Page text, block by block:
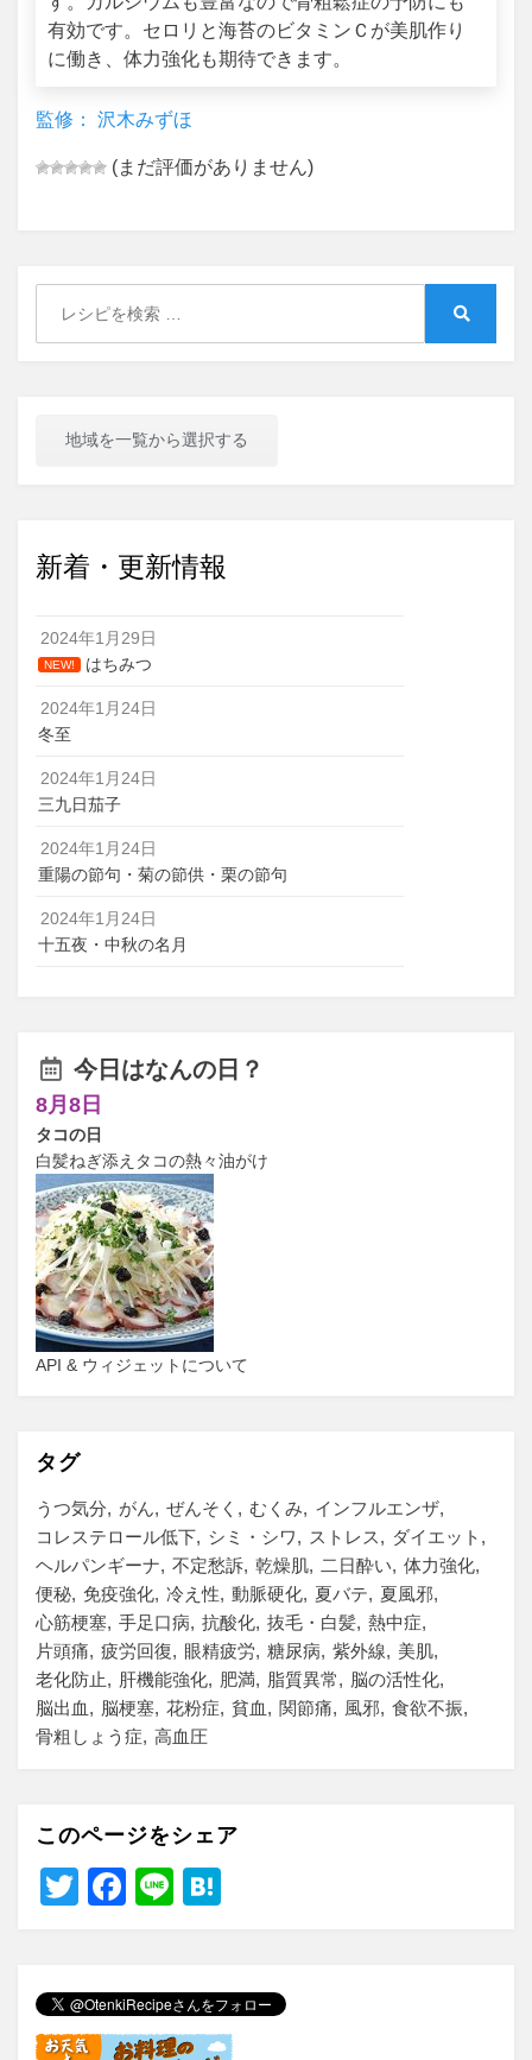
有効です。セロリと海苔のビタミンＣが美肌作り
に働き、体力強化も期待できます。
監修： 沢木みずほ
(まだ評価がありません)
地域を一覧から選択する
新着・更新情報
2024年1月29日
NEW! はちみつ
2024年1月24日
冬至
2024年1月24日
三九日茄子
2024年1月24日
重陽の節句・菊の節供・栗の節句
2024年1月24日
十五夜・中秋の名月
今日はなんの日？
8月8日
タコの日
白髪ねぎ添えタコの熱々油がけ
API & ウィジェットについて
タグ
うつ気分 がん ぜんそく むくみ
インフルエンザ
コレステロール低下
シミ・シワ ストレス
ダイエット
ヘルパンギーナ
不定愁訴 乾燥肌 二日酔い
体力強化
便秘 免疫強化 冷え性 動脈硬化 夏バテ
夏風邪
心筋梗塞 手足口病 抗酸化 抜毛・白髪 熱中症
片頭痛
疲労回復 眼精疲労 糖尿病 紫外線
美肌
老化防止
肝機能強化 肥満 脂質異常
脳の活性化
脳出血
脳梗塞 花粉症 貧血 関節痛 風邪 食欲不振
骨粗しょう症
高血圧
このページをシェア
T
er
F
e
b
Li
n
a